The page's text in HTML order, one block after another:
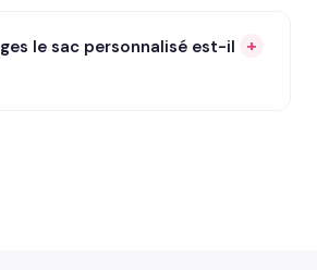
le sac personnalisé est-il